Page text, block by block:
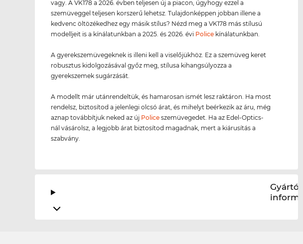
vagy. A VK178 a 2026. évben teljesen új a piacon, úgyhogy ezzel a
szemüveggel teljesen korszerű lehetsz. Tulajdonképpen jobban illene a
kedvenc öltözékedhez egy másik stílus? Nézd meg a VK178 más stílusú
modelljeit is a kínálatunkban a 2025. és 2026. évi Police kínálatunkban.
A gyerekszemüvegeknek is illeni kell a viselőjükhöz. Ez a szemüveg keret
robusztus kidolgozásával győz meg, stílusa kihangsúlyozza a
gyerekszemek sugárzását.
A modellt már utánrendeltük, és hamarosan ismét lesz raktáron. Ha most
rendelsz, biztosítod a jelenlegi olcsó árat, és mihelyt beérkezik az áru, még
aznap továbbítjuk neked az új Police szemüvegedet. Ha az Edel-Optics-
nál vásárolsz, a legjobb árat biztosítod magadnak, mert a kiárusítás a
szabvány.
Gyártói